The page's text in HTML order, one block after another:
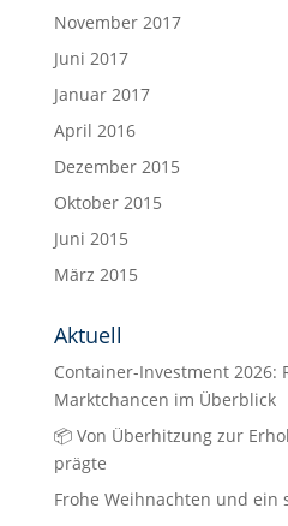
November 2017
Juni 2017
Januar 2017
April 2016
Dezember 2015
Oktober 2015
Juni 2015
März 2015
Aktuell
Container-Investment 2026:
Marktchancen im Überblick
📦 Von Überhitzung zur
prägte
Frohe Weihnachten und ein